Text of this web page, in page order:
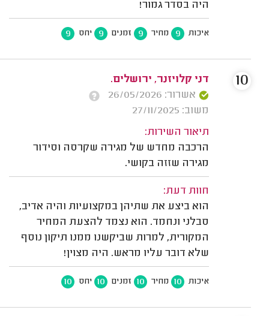
היה בסדר גמור!
איכות 9 מחיר 9 זמנים 9 יחס 9
דני קלויזנר, ירושלים.
אשרור: 26/05/2026
משוב: 27/11/2025
תיאור השירות:
הרכבה מחדש של מגירה שקרסה וסידור
מגירה שזזה בקושי.
חוות דעת:
הוא ביצע את שתיהן במקצועיות והיה אדיב,
סבלני ונחמד. הוא נצמד להצעת המחיר
המקורית, למרות שביקשנו ממנו תיקון נוסף
שלא דובר עליו מראש. היה מצוין!
איכות 10 מחיר 10 זמנים 10 יחס 10
10